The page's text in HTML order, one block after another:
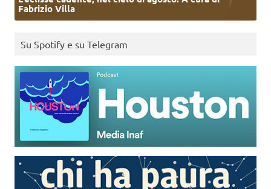
Fabrizio Villa
Su Spotify e su Telegram